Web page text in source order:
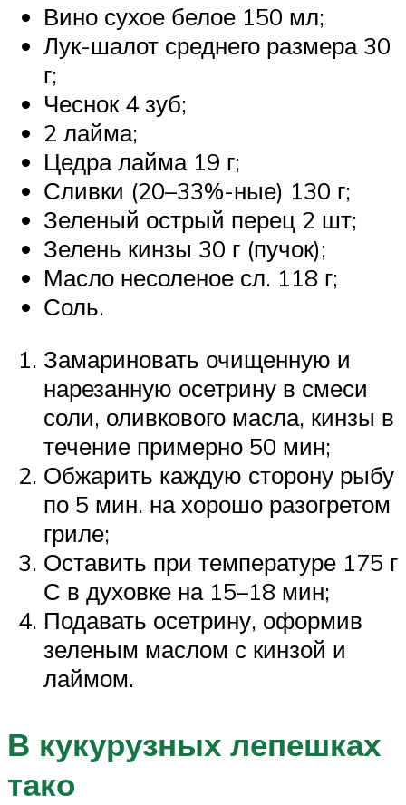
Вино сухое белое 150 мл;
Лук-шалот среднего размера 30
г;
Чеснок 4 зуб;
2 лайма;
Цедра лайма 19 г;
Сливки (20–33%-ные) 130 г;
Зеленый острый перец 2 шт;
Зелень кинзы 30 г (пучок);
Масло несоленое сл. 118 г;
Соль.
Замариновать очищенную и
нарезанную осетрину в смеси
соли, оливкового масла, кинзы в
течение примерно 50 мин;
Обжарить каждую сторону рыбу
по 5 мин. на хорошо разогретом
гриле;
Оставить при температуре 175 г
С в духовке на 15–18 мин;
Подавать осетрину, оформив
зеленым маслом с кинзой и
лаймом.
В кукурузных лепешках
тако